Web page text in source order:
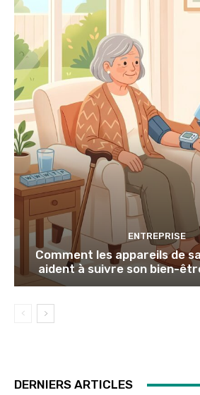
ENTREPRISE
Comment les appareils de
aident à suivre son bien-
DERNIERS ARTICLES